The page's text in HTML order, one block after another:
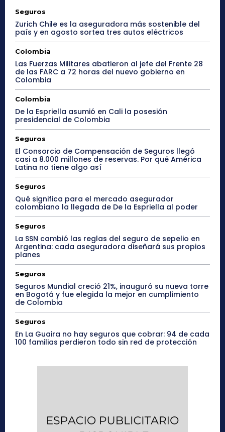
Seguros
Zurich Chile es la aseguradora más sostenible del
país y en agosto sortea tres autos eléctricos
Colombia
Las Fuerzas Militares abatieron al jefe del Frente 28
de las FARC a 72 horas del nuevo gobierno en
Colombia
Colombia
De la Espriella asumió en Cali la posesión
presidencial de Colombia
Seguros
El Consorcio de Compensación de Seguros llegó
casi a 8.000 millones de reservas. Por qué América
Latina no tiene algo así
Seguros
Qué significa para el mercado asegurador
colombiano la llegada de De la Espriella al poder
Seguros
La SSN cambió las reglas del seguro de sepelio en
Argentina: cada aseguradora diseñará sus propios
planes
Seguros
Seguros Mundial creció 21%, inauguró su nueva torre
en Bogotá y fue elegida la mejor en cumplimiento
de Colombia
Seguros
En La Guaira no hay seguros que cobrar: 94 de cada
100 familias perdieron todo sin red de protección